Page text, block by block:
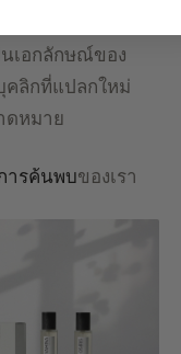
เอกลักษณ์ของ
คลิกที่แปลกใหม่
ดหมาย
ารค้นพบของเรา